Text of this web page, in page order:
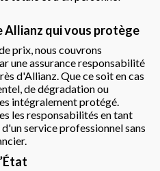
Allianz qui vous protège
prix, nous couvrons
une assurance responsabilité
d'Allianz. Que ce soit en cas
de dégradation ou
intégralement protégé.
les responsabilités en tant
service professionnel sans